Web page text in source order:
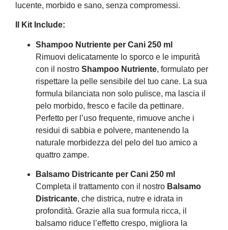
lucente, morbido e sano, senza compromessi.
Il Kit Include:
Shampoo Nutriente per Cani 250 ml
Rimuovi delicatamente lo sporco e le impurità
con il nostro Shampoo Nutriente, formulato per
rispettare la pelle sensibile del tuo cane. La sua
formula bilanciata non solo pulisce, ma lascia il
pelo morbido, fresco e facile da pettinare.
Perfetto per l’uso frequente, rimuove anche i
residui di sabbia e polvere, mantenendo la
naturale morbidezza del pelo del tuo amico a
quattro zampe.
Balsamo Districante per Cani 250 ml
Completa il trattamento con il nostro Balsamo
Districante, che districa, nutre e idrata in
profondità. Grazie alla sua formula ricca, il
balsamo riduce l’effetto crespo, migliora la